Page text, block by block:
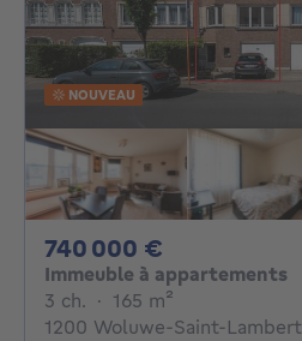
NOUVEAU
740 000 €
Immeuble à appartements
3 ch. 3 chambres
· 165 m²
1200 Woluwe-Saint-Lambert